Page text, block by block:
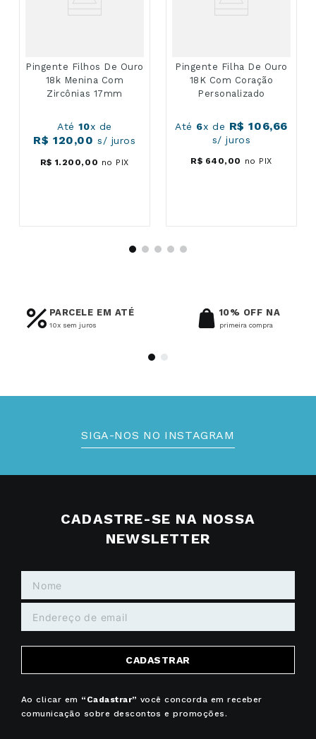
Pingente Filhos De Ouro
18k Menina Com
Zircônias 17mm
Até10x de
R$ 120,00 s/ juros
R$ 1. 200, 00 no PIX
Pingente Filha De Ouro
18K Com Coração
Personalizado
Até 6x de R$ 106,66
s/ juros
R$ 640, 00 no PIX
PARCELE EM ATÉ
10x sem juros
10% OFF NA
primeira compra
SIGA-NOS NO INSTAGRAM
CADASTRE-SE NA NOSSA
NEWSLETTER
CADASTRAR
Ao clicar em “Cadastrar” você concorda em receber
comunicação sobre descontos e promoções.